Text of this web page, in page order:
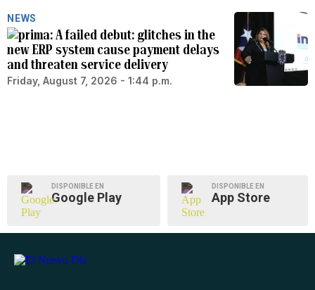
NEWS
A failed debut: glitches in the
new ERP system cause payment delays
and threaten service delivery
Friday, August 7, 2026 - 1:44 p.m.
DISPONIBLE EN
Google Play
DISPONIBLE EN
App Store